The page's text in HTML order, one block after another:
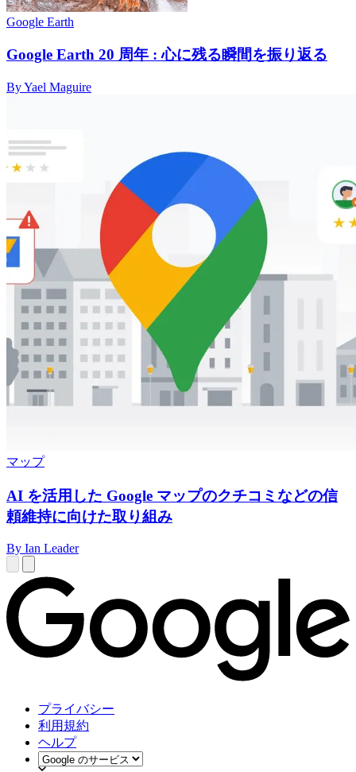
Google Earth
Google Earth 20 周年 : 心に残る瞬間を振り返る
By Yael Maguire
マップ
AI を活用した Google マップのクチコミなどの信
頼維持に向けた取り組み
By Ian Leader
プライバシー
利用規約
ヘルプ